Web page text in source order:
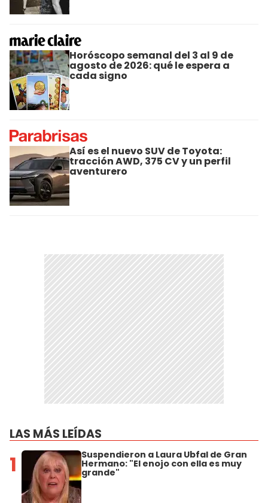
Horóscopo semanal del 3 al 9 de
agosto de 2026: qué le espera a
cada signo
Así es el nuevo SUV de Toyota:
tracción AWD, 375 CV y un perfil
aventurero
LAS MÁS LEÍDAS
1 Suspendieron a Laura Ubfal de Gran
Hermano: "El enojo con ella es muy
grande"